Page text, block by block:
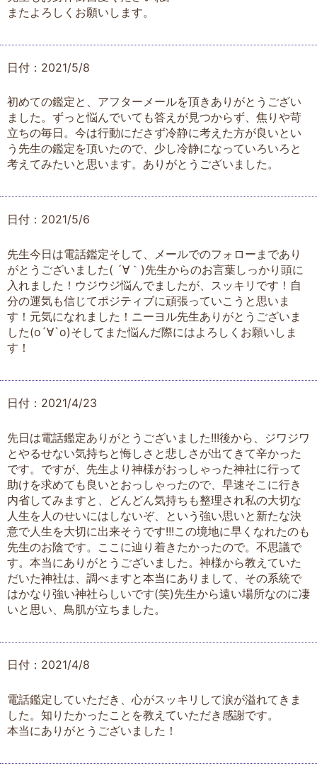
またよろしくお願いします。
日付：2021/5/8
初めての鑑定と、アフターメールを頂きありがとうござい
ました。ずっと悩んでいても答えが見つからず、焦りや苛
立ちの毎日。今は行動にださず冷静に考えた方が良いとい
う先生の鑑定を頂いたので、少し冷静になっていろいろと
考えてみたいと思います。ありがとうございました。
日付：2021/5/6
先生今日は電話鑑定そして、メールでのフォローまであり
がとうございました( ´∀｀)先生からのお言葉しっかり頭に
入れました！ウジウジ悩んでましたが、スッキリです！自
分の運気も信じてポジティブに頑張っていこうと思いま
す！元気になれました！ニーヨル先生ありがとうございま
した(о´∀`о)そしてまた悩んだ際にはよろしくお願いしま
す！
日付：2021/4/23
先日は電話鑑定ありがとうございました!!!後から、ジワジワ
とやるせない気持ちと悔しさと悲しさが出てきて辛かった
です。ですが、先生より神様がおっしゃった神社に行って
助けを求めても良いとおっしゃったので、早速そこに行き
内省してみますと、どんどん気持ちも整理され私の大切な
人生を人のせいにはしないぞ、という強い思いと新たな決
意で人生を大切に出来そうです!!!この境地に早くなれたのも
先生のお陰です。ここに辿り着きたかったので。不思議で
す。本当にありがとうございました。神様から教えていた
だいた神社は、調べますと本当にありまして、その系統で
はかなり強い神社らしいです(笑)先生から遠い場所なのに凄
いと思い、鳥肌が立ちました。
日付：2021/4/8
電話鑑定していただき、心がスッキリして涙が溢れてきま
した。知りたかったことを教えていただき感謝です。
本当にありがとうございました！